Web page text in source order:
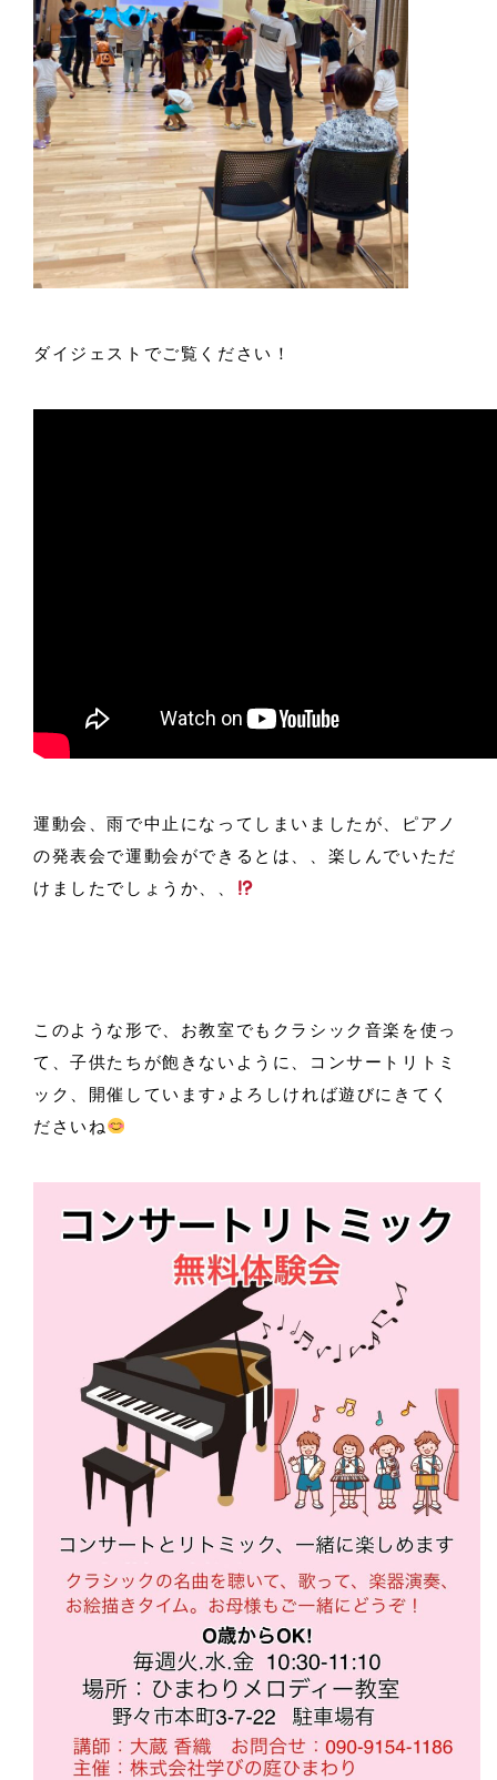
ダイジェストでご覧ください！
運動会、雨で中止になってしまいましたが、ピアノ
の発表会で運動会ができるとは、、楽しんでいただ
けましたでしょうか、、
このような形で、お教室でもクラシック音楽を使っ
て、子供たちが飽きないように、コンサートリトミ
ック、開催しています♪よろしければ遊びにきてく
ださいね